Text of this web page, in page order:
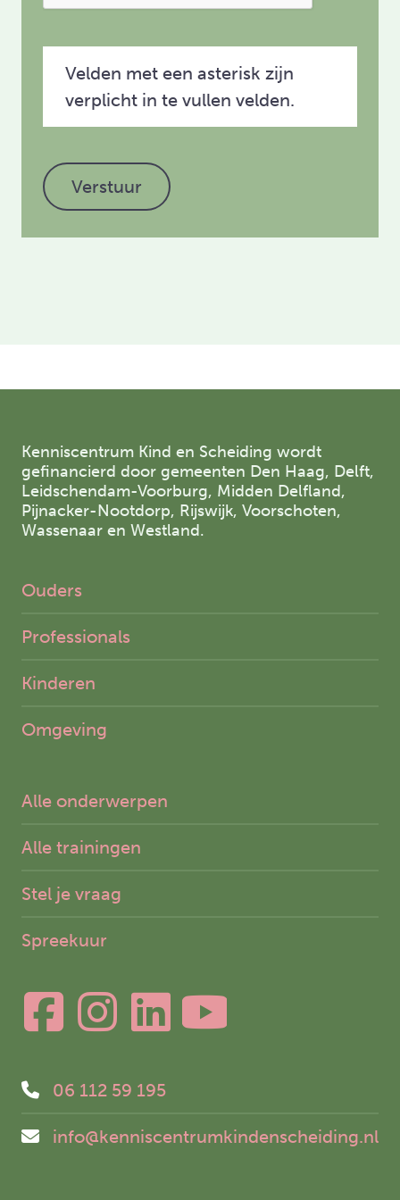
Velden met een asterisk zijn
verplicht in te vullen velden.
Verstuur
Kenniscentrum Kind en Scheiding wordt
gefinancierd door gemeenten Den Haag, Delft,
Leidschendam-Voorburg, Midden Delfland,
Pijnacker-Nootdorp, Rijswijk, Voorschoten,
Wassenaar en Westland.
Ouders
Professionals
Kinderen
Omgeving
Alle onderwerpen
Alle trainingen
Stel je vraag
Spreekuur
06 112 59 195
info@kenniscentrumkindenscheiding.nl